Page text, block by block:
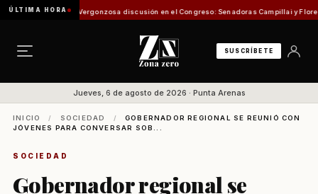
ÚLTIMA HORA
de Pesca Vergonzosa discusión en el Congreso: Senadoras Campillai y Flores se
SUSCRÍBETE
Jueves, 6 de agosto de 2026 · Punta Arenas
INICIO / SOCIEDAD /
GOBERNADOR REGIONAL SE REUNIÓ CON
JÓVENES PARA CONVERSAR SOB...
SOCIEDAD
Gobernador regional se